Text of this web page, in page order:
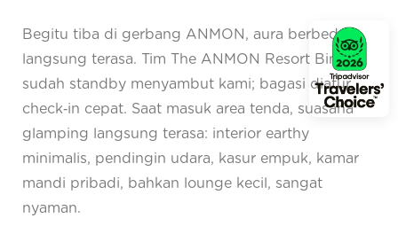
Begitu tiba di gerbang ANMON, aura berbeda
langsung terasa. Tim The ANMON Resort Bintan
sudah standby menyambut kami; bagasi diatur,
check‑in cepat. Saat masuk area tenda, suasana
glamping langsung terasa: interior earthy
minimalis, pendingin udara, kasur empuk, kamar
mandi pribadi, bahkan lounge kecil, sangat
nyaman.